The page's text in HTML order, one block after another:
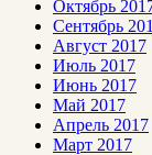
Октябрь
Сентябрь
Август 2017
Июль 2017
Июнь 2017
Май 2017
Апрель 2017
Март 2017